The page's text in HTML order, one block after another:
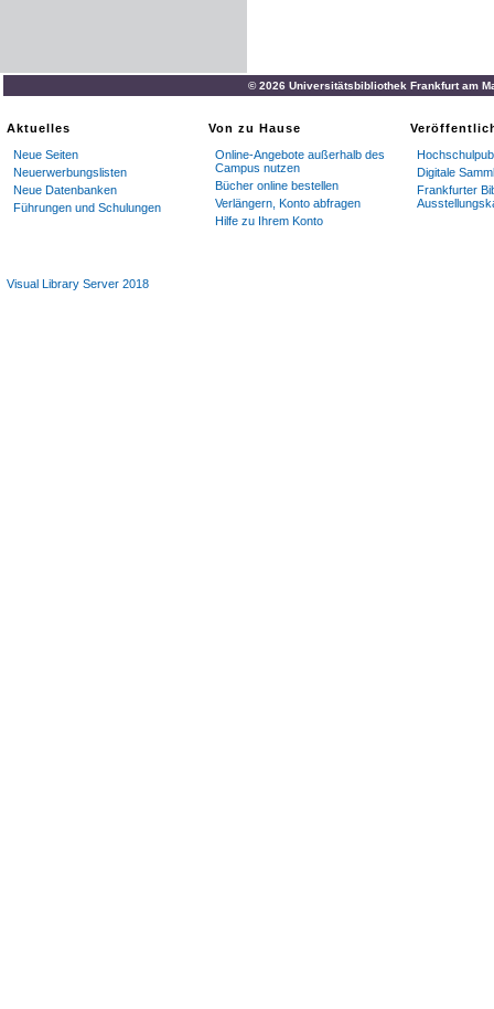
© 2026 Universitätsbibliothek Frankfurt am
Aktuelles
Neue Seiten
Neuerwerbungslisten
Neue Datenbanken
Führungen und Schulungen
Von zu Hause
Online-Angebote außerhalb des
Campus nutzen
Bücher online bestellen
Verlängern, Konto abfragen
Hilfe zu Ihrem Konto
Digitale
Frankfurter
Visual Library Server 2018